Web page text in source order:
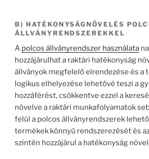
B) HATÉKONYSÁGNÖVELÉS
ÁLLVÁNYRENDSZEREKKEL
A polcos állványrendszer használata
hozzájárulhat a raktári hatékonyság
állványok megfelelő elrendezése és a
logikus elhelyezése lehetővé teszi a
hozzáférést, csökkentve ezzel a
növelve a raktári munkafolyamatok
felül a polcos állványrendszerek
termékek könnyű rendszerezését és
szintén hozzájárul a hatékonyság